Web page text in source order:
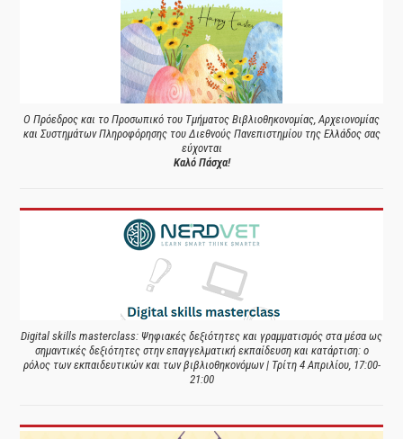
Ο Πρόεδρος και το Προσωπικό του Τμήματος Βιβλιοθηκονομίας, Αρχειονομίας
και Συστημάτων Πληροφόρησης του Διεθνούς Πανεπιστημίου της Ελλάδος σας
εύχονται
Καλό Πάσχα!
Digital skills masterclass: Ψηφιακές δεξιότητες και γραμματισμός στα μέσα ως
σημαντικές δεξιότητες στην επαγγελματική εκπαίδευση και κατάρτιση: ο
ρόλος των εκπαιδευτικών και των βιβλιοθηκονόμων | Τρίτη 4 Απριλίου, 17:00-
21:00